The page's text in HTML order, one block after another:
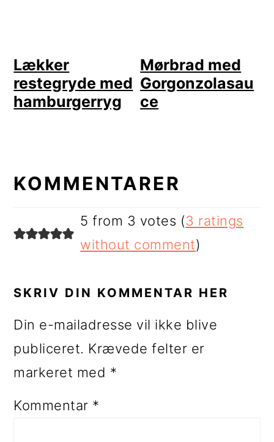
Lækker
restegryde med
hamburgerryg
Mørbrad med
Gorgonzolasau
ce
KOMMENTARER
5 from 3 votes (3 ratings
without comment)
SKRIV DIN KOMMENTAR HER
Din e-mailadresse vil ikke blive
publiceret. Krævede felter er
markeret med *
Kommentar *